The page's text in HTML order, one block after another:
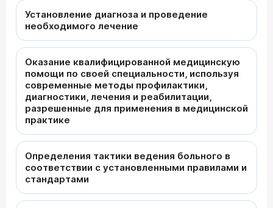
Установление диагноза и проведение
необходимого лечение
Оказание квалифицированной медицинскую
помощи по своей специальности, используя
современные методы профилактики,
диагностики, лечения и реабилитации,
разрешенные для применения в медицинской
практике
Определения тактики ведения больного в
соответствии с установленными правилами и
стандартами